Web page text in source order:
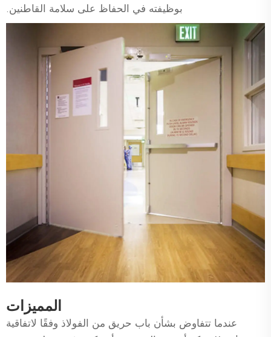
بوظيفته في الحفاظ على سلامة القاطنين.
المميزات
عندما تتفاوض بشأن باب حريق من الفولاذ وفقًا لاتفاقية